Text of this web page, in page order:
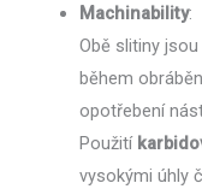
Machinability:
Obě slitiny
během
opotřebení
Použití
vysokými úhly